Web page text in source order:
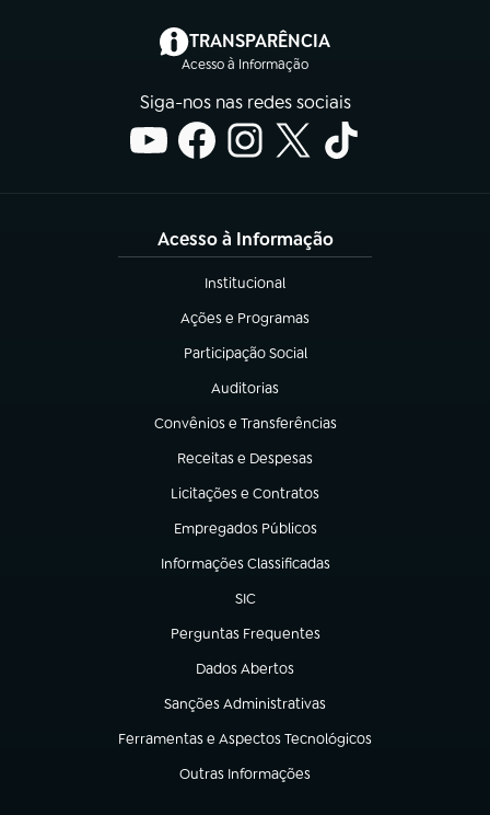
TRANSPARÊNCIA
Acesso à Informação
(abre em nova aba)
Siga-nos nas redes sociais
Acesso à Informação
Institucional
(abre em nova aba)
Ações e Programas
(abre em nova aba)
Participação Social
(abre em nova aba)
Auditorias
(abre em nova aba)
Convênios e Transferências
(abre em nova aba)
Receitas e Despesas
(abre em nova aba)
Licitações e Contratos
(abre em nova aba)
Empregados Públicos
(abre em nova aba)
Informações Classificadas
(abre em nova aba)
SIC
(abre em nova aba)
Perguntas Frequentes
(abre em nova aba)
Dados Abertos
(abre em nova aba)
Sanções Administrativas
(abre em nova aba)
Ferramentas e Aspectos Tecnológicos
(abre em nova aba)
Outras Informações
(abre em nova aba)